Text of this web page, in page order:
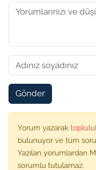
Gönder
Yorum yazarak
bulunuyor ve tüm
Yazılan yorumlardan
sorumlu tutulamaz.